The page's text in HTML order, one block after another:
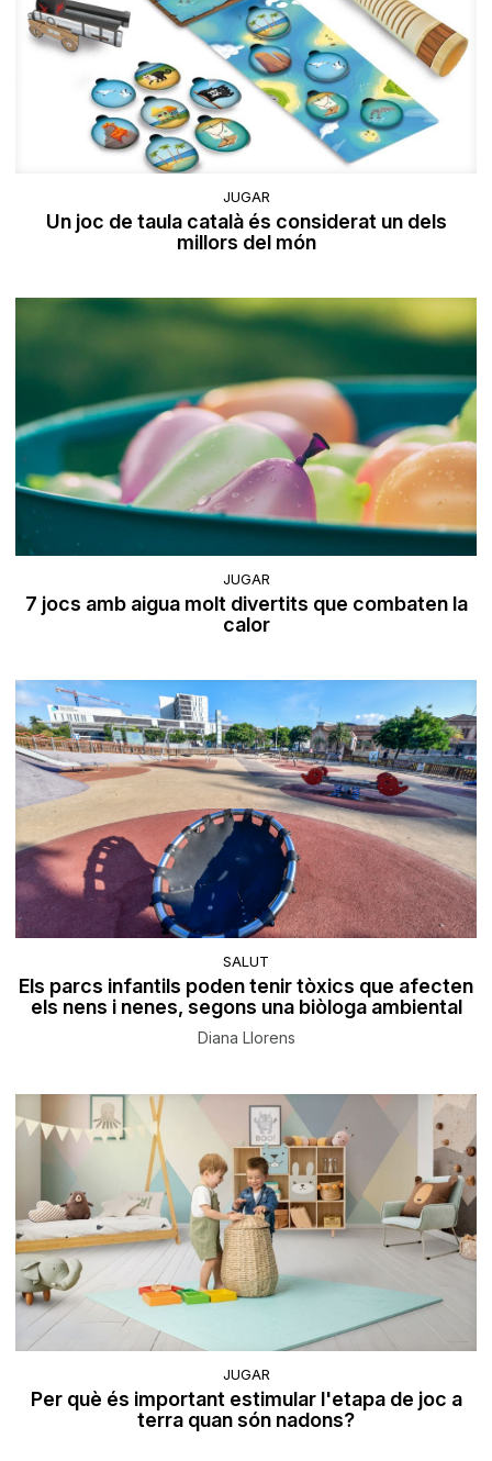
JUGAR
Un joc de taula català és considerat un dels
millors del món
JUGAR
7 jocs amb aigua molt divertits que combaten la
calor
SALUT
Els parcs infantils poden tenir tòxics que afecten
els nens i nenes, segons una biòloga ambiental
Diana Llorens
JUGAR
Per què és important estimular l'etapa de joc a
terra quan són nadons?